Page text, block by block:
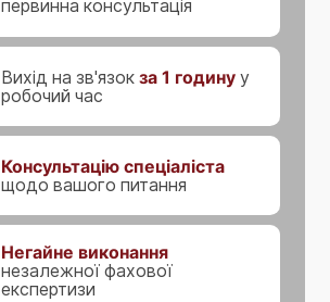
первинна консультація
Вихід на зв'язок за 1 годинуу
робочий час
Консультацію спеціаліста
щодо вашого питання
Негайне виконання
незалежної фахової
експертизи